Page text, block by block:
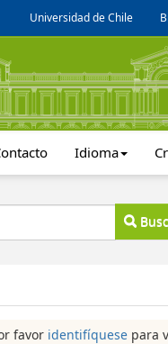
Universidad de Chile
Idioma
favor identifíquese para